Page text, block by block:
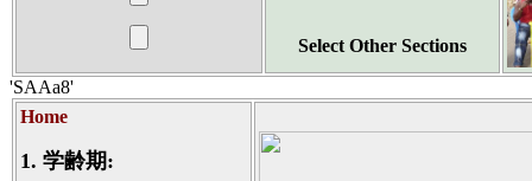
Select Other Sections
'SAAa8'
Home
1. 学齢期: